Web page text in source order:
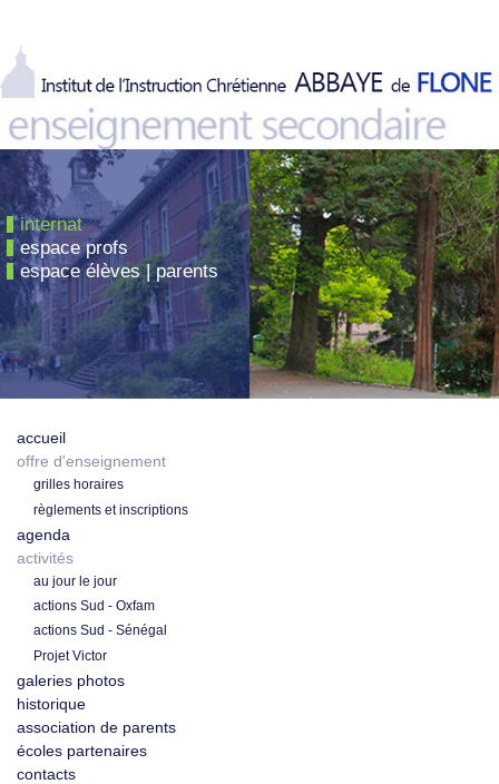
internat
espace profs
espace élèves | parents
accueil
offre d'enseignement
grilles horaires
règlements et inscriptions
agenda
activités
au jour le jour
actions Sud - Oxfam
actions Sud - Sénégal
Projet Victor
galeries photos
historique
association de parents
écoles partenaires
contacts